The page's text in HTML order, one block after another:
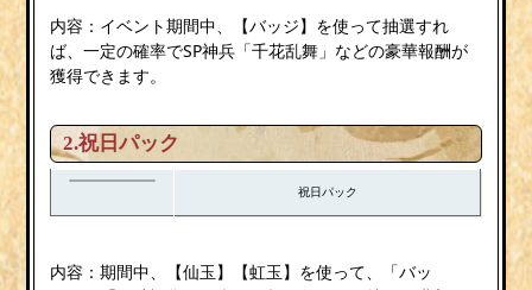
内容：イベント期間中、【バッジ】を使って抽選すれ
ば、一定の確率でSP神兵「千花乱舞」などの豪華報酬が
獲得できます。
2.祝日パック
祝日パック
内容：期間中、【仙玉】【虹玉】を使って、「バッ